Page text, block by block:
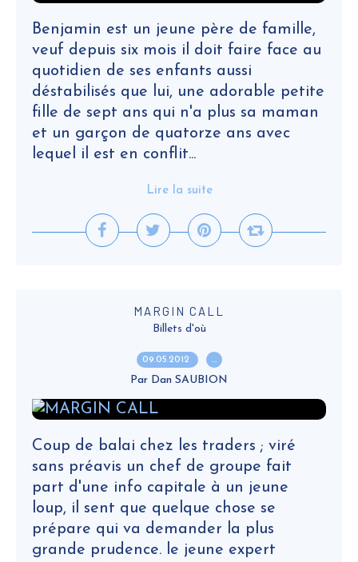
Benjamin est un jeune père de famille,
veuf depuis six mois il doit faire face au
quotidien de ses enfants aussi
déstabilisés que lui, une adorable petite
fille de sept ans qui n'a plus sa maman
et un garçon de quatorze ans avec
lequel il est en conflit...
Lire la suite
MARGIN CALL
Billets d'où
09.05.2012 …
Par Dan SAUBION
Coup de balai chez les traders ; viré
sans préavis un chef de groupe fait
part d'une info capitale à un jeune
loup, il sent que quelque chose se
prépare qui va demander la plus
grande prudence. le jeune expert